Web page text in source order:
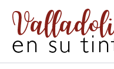
contenido